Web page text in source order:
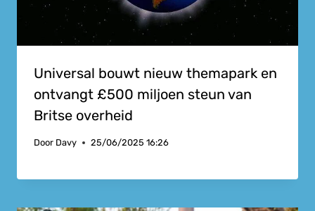
Universal bouwt nieuw themapark en
ontvangt £500 miljoen steun van
Britse overheid
Door Davy 25/06/2025 16:26